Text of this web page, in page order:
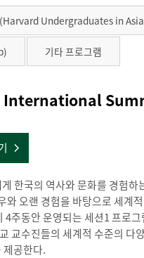
Undergraduates in
기타 프로그램
International
한국의 역사와 문화를 경험
오랜 경험을 바탕으로 세계
주동안 운영되는 세션1 프로
교수진들의 세계적 수준의
제공한다.